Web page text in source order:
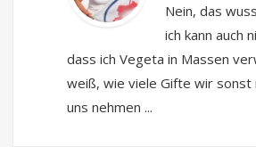
Nein, das
ich kann auch
dass ich Vegeta in Massen
weiß, wie viele Gifte wir sonst
uns nehmen ...